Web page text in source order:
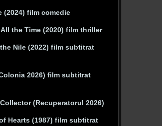
(2024) film comedie
the Time (2020) film thriller
Nile (2022) film subtitrat
2026) film subtitrat
(Recuperatorul 2026)
Hearts (1987) film subtitrat